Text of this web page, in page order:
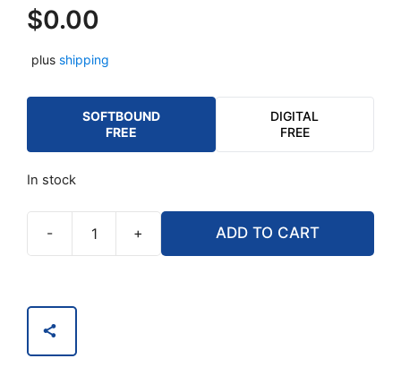
$0.00
plus shipping
SOFTBOUND
FREE
DIGITAL
FREE
In stock
-
Catálogo:
+ ADD TO CART